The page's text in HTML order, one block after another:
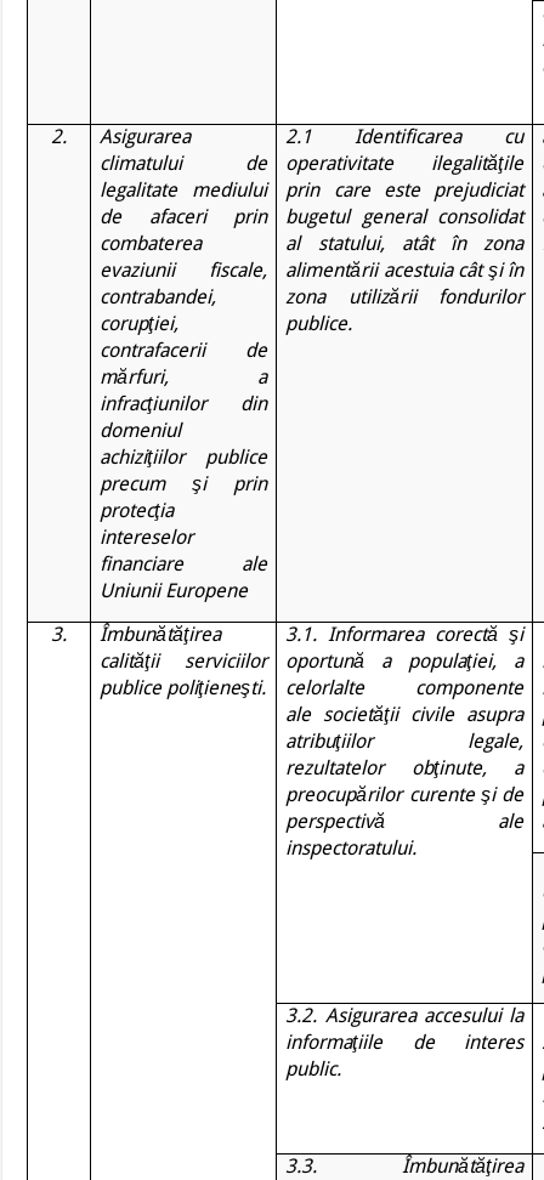
2.
Asigurarea
climatului de
legalitate mediului
de afaceri prin
combaterea
evaziunii fiscale,
contrabandei,
corupţiei,
contrafacerii de
mărfuri, a
infracţiunilor din
domeniul
achiziţiilor publice
precum şi prin
protecţia
intereselor
financiare ale
Uniunii Europene
2.1 Identificarea cu
operativitate ilegalităţile
prin care este prejudiciat
bugetul general consolidat
al statului, atât în zona
alimentării acestuia cât şi în
zona utilizării fondurilor
publice.
3.
Îmbunătăţirea
calităţii serviciilor
publice poliţieneşti.
3.1. Informarea corectă şi
oportună a populaţiei, a
celorlalte componente
ale societăţii civile asupra
atribuţiilor legale,
rezultatelor obţinute, a
preocupărilor curente şi de
perspectivă ale
inspectoratului.
3.2. Asigurarea accesului la
informaţiile de interes
public.
3.3. Îmbunătăţirea